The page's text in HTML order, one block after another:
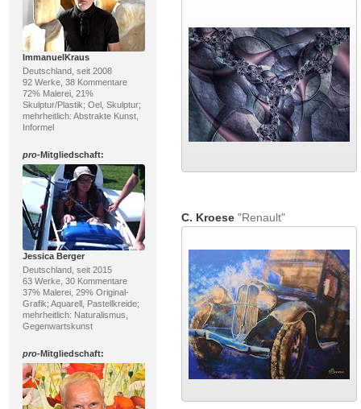
ImmanuelKraus
Deutschland, seit 2008
92 Werke, 38 Kommentare
72% Malerei, 21%
Skulptur/Plastik; Oel, Skulptur;
mehrheitlich: Abstrakte Kunst,
Informel
pro-Mitgliedschaft:
Jessica Berger
Deutschland, seit 2015
63 Werke, 30 Kommentare
37% Malerei, 29% Original-
Grafik; Aquarell, Pastellkreide;
mehrheitlich: Naturalismus,
Gegenwartskunst
pro-Mitgliedschaft:
C. Kroese"Renault"